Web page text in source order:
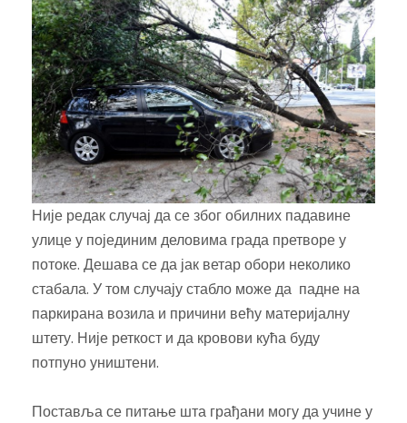
Није редак случај да се због обилних падавине
улице у појединим деловима града претворе у
потоке. Дешава се да јак ветар обори неколико
стабала. У том случају стабло може да падне на
паркирана возила и причини већу материјалну
штету. Није реткост и да кровови кућа буду
потпуно уништени.
Поставља се питање шта грађани могу да учине у